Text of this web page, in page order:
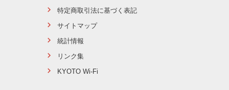
特定商取引法に基づく表記
サイトマップ
統計情報
リンク集
KYOTO Wi-Fi